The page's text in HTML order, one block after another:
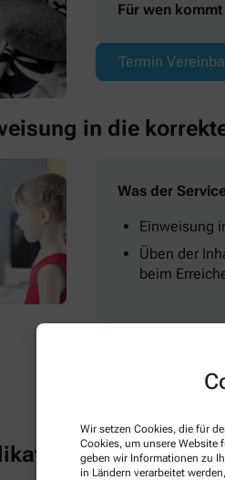
Wir setzen Cookies, die für
Cookies, um unsere Website
geben wir Informationen zu
in Ländern verarbeitet
Für wen
Termin
in die
Was der
Einweisung
Üben der
beim
bei